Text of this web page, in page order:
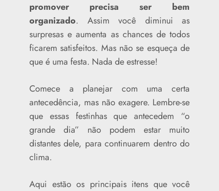
promover precisa ser bem
organizado. Assim você diminui as
surpresas e aumenta as chances de todos
ficarem satisfeitos. Mas não se esqueça de
que é uma festa. Nada de estresse!
Comece a planejar com uma certa
antecedência, mas não exagere. Lembre-se
que essas festinhas que antecedem “o
grande dia” não podem estar muito
distantes dele, para continuarem dentro do
clima.
Aqui estão os principais itens que você